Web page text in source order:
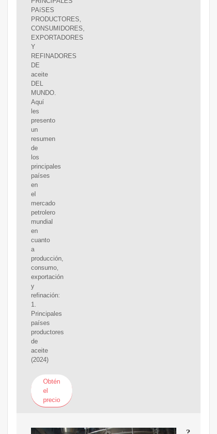
PAíSES
PRODUCTORES,
CONSUMIDORES,
EXPORTADORES
Y
REFINADORES
DE
aceite
DEL
MUNDO.
Aquí
les
presento
un
resumen
de
los
principales
países
en
el
mercado
petrolero
mundial
en
cuanto
a
producción,
consumo,
exportación
y
refinación:
1.
Principales
países
productores
de
aceite
(2024)
Obtén
el
precio